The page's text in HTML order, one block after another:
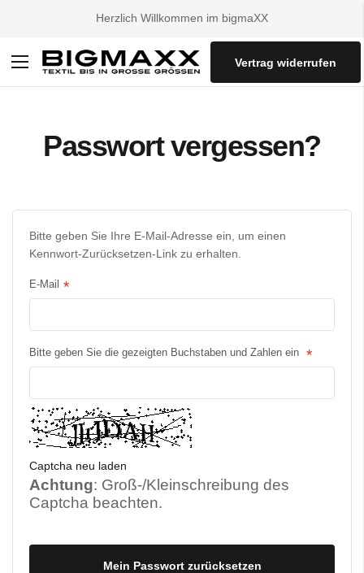
Herzlich Willkommen im bigmaXX
Navigation
umschalten
Vertrag widerrufen
Passwort vergessen?
Bitte geben Sie Ihre E-Mail-Adresse ein, um einen
Kennwort-Zurücksetzen-Link zu erhalten.
E-Mail
Bitte geben Sie die gezeigten Buchstaben und Zahlen ein
Captcha neu laden
Achtung: Groß-/Kleinschreibung des
Captcha beachten.
Mein Passwort zurücksetzen